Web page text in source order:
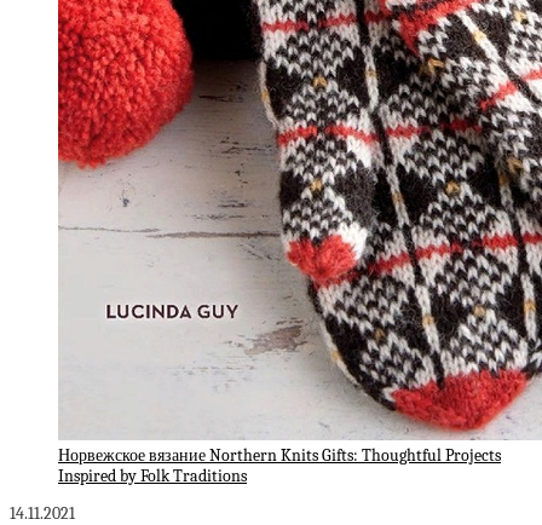
Норвежское вязание Northern Knits Gifts: Thoughtful Projects
Inspired by Folk Traditions
14.11.2021